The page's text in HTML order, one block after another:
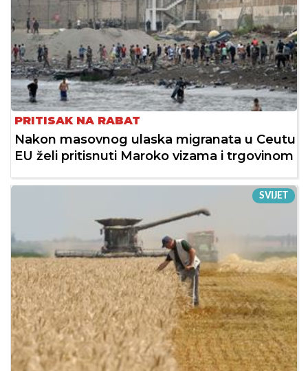
PRITISAK NA RABAT
Nakon masovnog ulaska migranata u Ceutu
EU želi pritisnuti Maroko vizama i trgovinom
SVIJET